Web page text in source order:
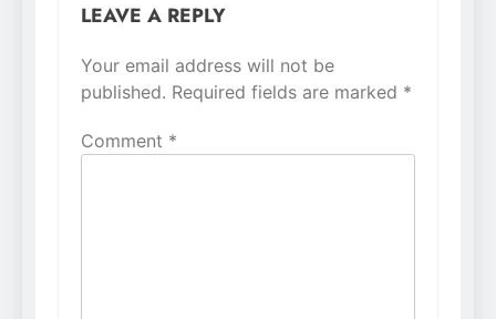
LEAVE A REPLY
Your email address will not be
published. Required fields are marked *
Comment *
Alternative: